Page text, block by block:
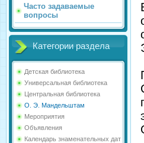
Часто задаваемые
вопросы
Категории раздела
Детская библиотека
Универсальная библиотека
Центральная библиотека
О. Э. Мандельштам
Мероприятия
Объявления
Календарь знаменательных дат